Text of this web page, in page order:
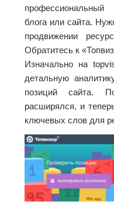
блога или сайта.
продвижении
Обратитесь к
Изначально на
детальную
позиций сайта.
расширялся, и
ключевых слов для